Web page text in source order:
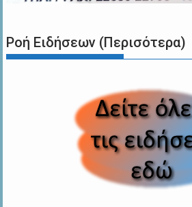
Ροή Ειδήσεων (Περισότερα)